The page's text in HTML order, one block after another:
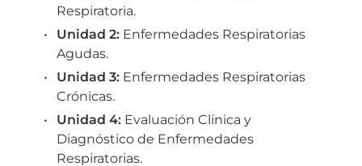
Respiratoria.
Unidad 2: Enfermedades Respiratorias
Agudas.
Unidad 3: Enfermedades Respiratorias
Crónicas.
Unidad 4: Evaluación Clínica y
Diagnóstico de Enfermedades
Respiratorias.